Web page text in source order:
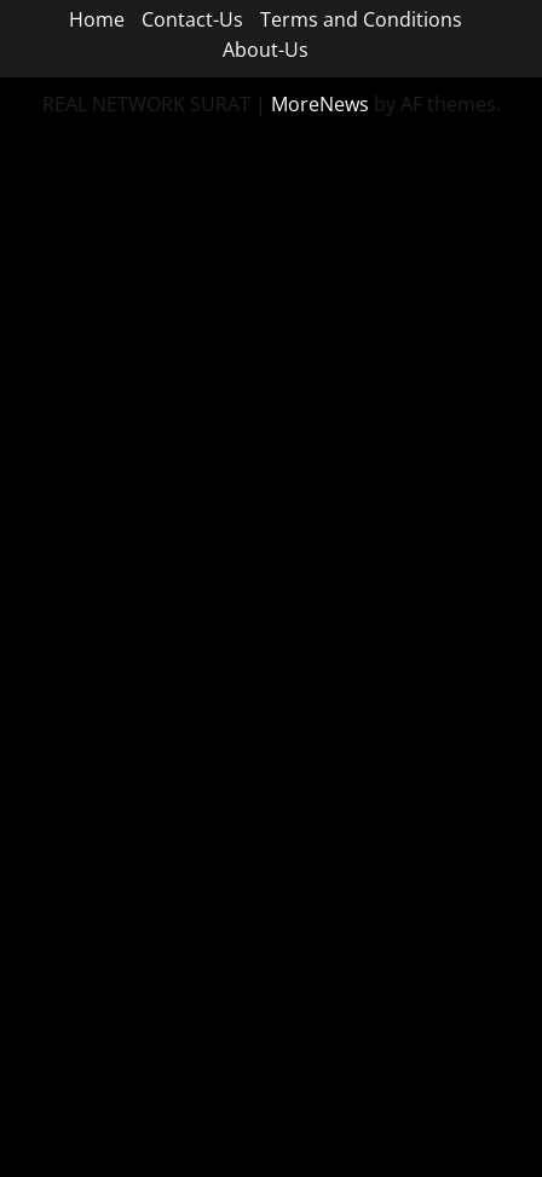
Home Contact-Us
Terms and Conditions
About-Us
REAL NETWORK SURAT | MoreNews by AF themes.